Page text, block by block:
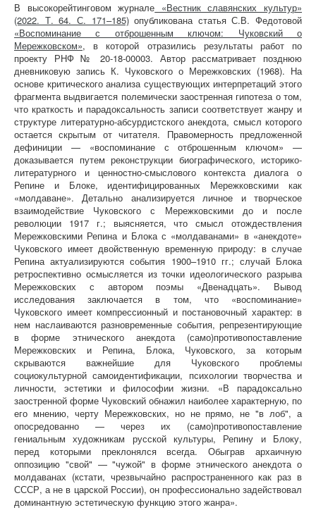
В высокорейтинговом журнале «Вестник славянских культур»
(2022. Т. 64. С. 171–185)опубликована статья С.В. Федотовой
«Воспоминание с отброшенным ключом: Чуковский о
Мережковском», в которой отразились результаты работ по
проекту РНФ № 20-18-00003. Автор рассматривает позднюю
дневниковую запись К. Чуковского о Мережковских (1968). На
основе критического анализа существующих интерпретаций этого
фрагмента выдвигается полемически заостренная гипотеза о том,
что краткость и парадоксальность записи соответствует жанру и
структуре литературно-абсурдистского анекдота, смысл которого
остается скрытым от читателя. Правомерность предложенной
дефиниции — «воспоминание с отброшенным ключом» —
доказывается путем реконструкции биографического, историко-
литературного и ценностно-смыслового контекста диалога о
Репине и Блоке, идентифицированных Мережковскими как
«молдаване». Детально анализируется личное и творческое
взаимодействие Чуковского с Мережковскими до и после
революции 1917 г.; выясняется, что смысл отождествления
Мережковскими Репина и Блока с «молдаванами» в «анекдоте»
Чуковского имеет двойственную временную природу: в случае
Репина актуализируются события 1900–1910 гг.; случай Блока
ретроспективно осмысляется из точки идеологического разрыва
Мережковских с автором поэмы «Двенадцать». Вывод
исследования заключается в том, что «воспоминание»
Чуковского имеет компрессионный и постановочный характер: в
нем наслаиваются разновременные события, репрезентирующие
в форме этнического анекдота (само)противопоставление
Мережковских и Репина, Блока, Чуковского, за которым
скрываются важнейшие для Чуковского проблемы
социокультурной самоидентификации, психологии творчества и
личности, эстетики и философии жизни. «В парадоксально
заостренной форме Чуковский обнажил наиболее характерную, по
его мнению, черту Мережковских, но не прямо, не "в лоб", а
опосредованно — через их (само)противопоставление
гениальным художникам русской культуры, Репину и Блоку,
перед которыми преклонялся всегда. Обыграв архаичную
оппозицию "свой" — "чужой" в форме этнического анекдота о
молдаванах (кстати, чрезвычайно распространенного как раз в
СССР, а не в царской России), он профессионально задействовал
доминантную эстетическую функцию этого жанра».